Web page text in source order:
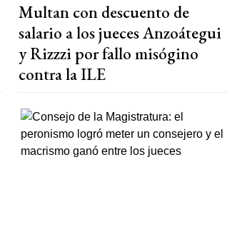
Multan con descuento de
salario a los jueces Anzoátegui
y Rizzzi por fallo misógino
contra la ILE